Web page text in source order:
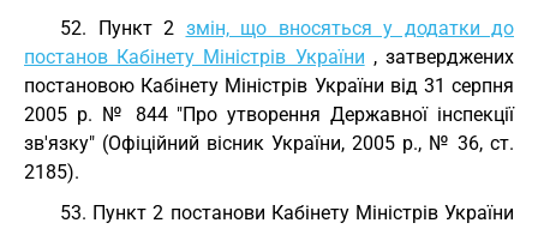
52. Пункт 2 змін, що вносяться у додатки до
постанов Кабінету Міністрів України , затверджених
постановою Кабінету Міністрів України від 31 серпня
2005 р. № 844 "Про утворення Державної інспекції
зв'язку" (Офіційний вісник України, 2005 р., № 36, ст.
2185).
53. Пункт 2 постанови Кабінету Міністрів України